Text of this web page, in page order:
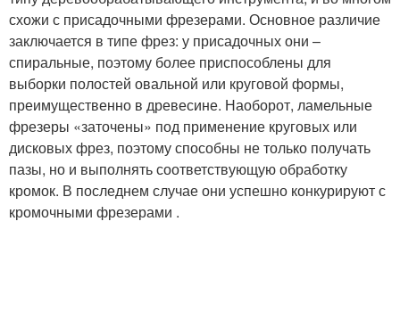
схожи с присадочными фрезерами. Основное различие
заключается в типе фрез: у присадочных они –
спиральные, поэтому более приспособлены для
выборки полостей овальной или круговой формы,
преимущественно в древесине. Наоборот, ламельные
фрезеры «заточены» под применение круговых или
дисковых фрез, поэтому способны не только получать
пазы, но и выполнять соответствующую обработку
кромок. В последнем случае они успешно конкурируют с
кромочными фрезерами .